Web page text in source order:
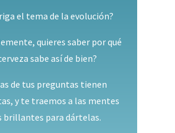
el tema de la evolución?
quieres saber por qué
sabe así de bien?
de tus preguntas tienen
y te traemos a las mentes
brillantes para dártelas.